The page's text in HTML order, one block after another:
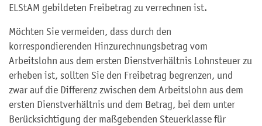
ELStAM gebildeten Freibetrag zu verrechnen ist.
Möchten Sie vermeiden, dass durch den
korrespondierenden Hinzurechnungsbetrag vom
Arbeitslohn aus dem ersten Dienstverhältnis Lohnsteuer zu
erheben ist, sollten Sie den Freibetrag begrenzen, und
zwar auf die Differenz zwischen dem Arbeitslohn aus dem
ersten Dienstverhältnis und dem Betrag, bei dem unter
Berücksichtigung der maßgebenden Steuerklasse für